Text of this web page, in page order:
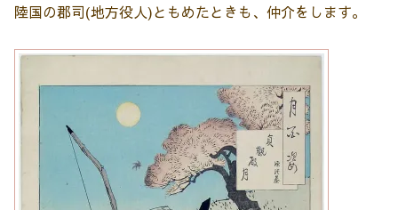
陸国の郡司(地方役人)ともめたときも、仲介をします。